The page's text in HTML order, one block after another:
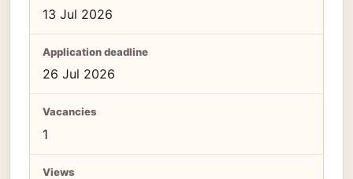
13 Jul 2026
Application deadline
26 Jul 2026
Vacancies
1
Views